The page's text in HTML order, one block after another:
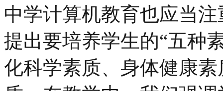
中学计算机教育也应当
提出要培养学生的“五种
化科学素质、身体健康